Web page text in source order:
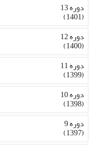
دوره 13
(1401)
دوره 12
(1400)
دوره 11
(1399)
دوره 10
(1398)
دوره 9
(1397)